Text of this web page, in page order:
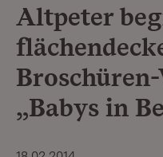
Altpeter
„Babys in